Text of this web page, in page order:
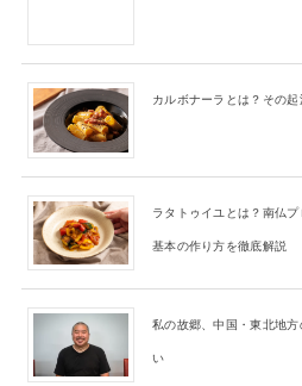
カルボナーラとは？その
ラタトゥイユとは？南仏プ
基本の作り方を徹底解説
私の故郷、中国・東北地
い